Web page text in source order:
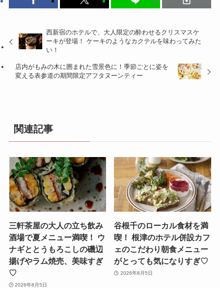
西新宿のホテルで、大人限定の酔わせるクリスマスケ
ーキが登場！ ケーキのようなカクテルを味わってみた
い！
店内がもみの木に囲まれた雪景色に！季節ごとに姿を
変える表参道の期間限定アフタヌーンティー
関連記事
三軒茶屋の大人の立ち飲み
酒場で夏メニュー満喫！ ウ
ナギととうもろこしの磯辺
揚げやラム焼売、美味すぎ
♡
2026年8月5日
谷根千のローカル食材を満
喫！ 根津のホテル併設カフ
ェのこだわり朝食メニュー
がとっても気になりすぎ♡
2026年8月5日